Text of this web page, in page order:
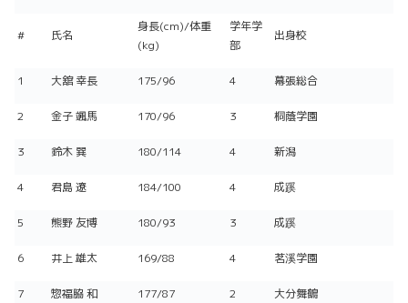
# 氏名
身長(cm)/体重
(kg)
学年学
部
出身校
1 大舘 幸長 175/96 4 幕張総合
2 金子 颯馬 170/96 3 桐蔭学園
3 鈴木 巽 180/114 4 新潟
4 君島 遼 184/100 4 成蹊
5 熊野 友博 180/93 3 成蹊
6 井上 雄太 169/88 4 茗溪学園
7 惣福脇 和 177/87 2 大分舞鶴